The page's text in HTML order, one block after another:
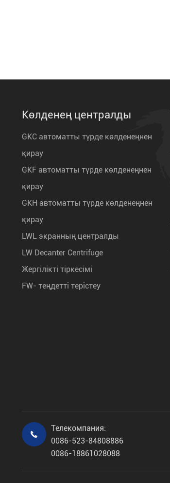
Көлденең централды
GKC автоматты түрде көлденеңнен
қирау
GKF автоматты түрде көлденеңнен
қирау
GKH автоматты түрде көлденеңнен
қирау
LWL экранның централды
LW Decanter Centrifuge
Жергілікті тіркесімі
FW- теңдетті терістеу

Телекомпания:
0086-523-84808886
0086-18861028088